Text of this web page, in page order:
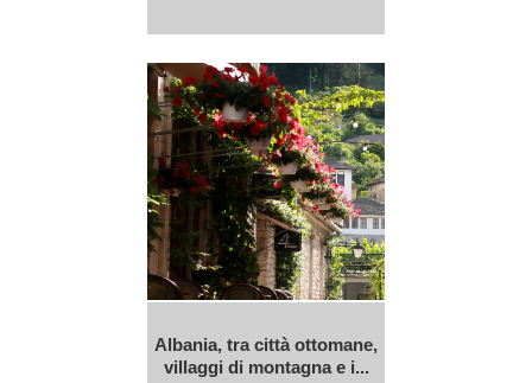
Albania, tra città ottomane,
villaggi di montagna e i...